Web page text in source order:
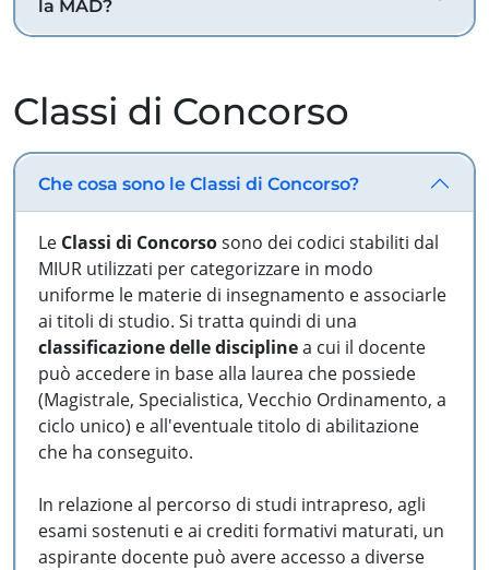
la MAD?
Classi di Concorso
Che cosa sono le Classi di Concorso?
Le Classi di Concorsosono dei codici stabiliti dal
MIUR utilizzati per categorizzare in modo
uniforme le materie di insegnamento e associarle
ai titoli di studio. Si tratta quindi di una
classificazione delle disciplinea cui il docente
può accedere in base alla laurea che possiede
(Magistrale, Specialistica, Vecchio Ordinamento, a
ciclo unico) e all'eventuale titolo di abilitazione
che ha conseguito.
In relazione al percorso di studi intrapreso, agli
esami sostenuti e ai crediti formativi maturati, un
aspirante docente può avere accesso a diverse